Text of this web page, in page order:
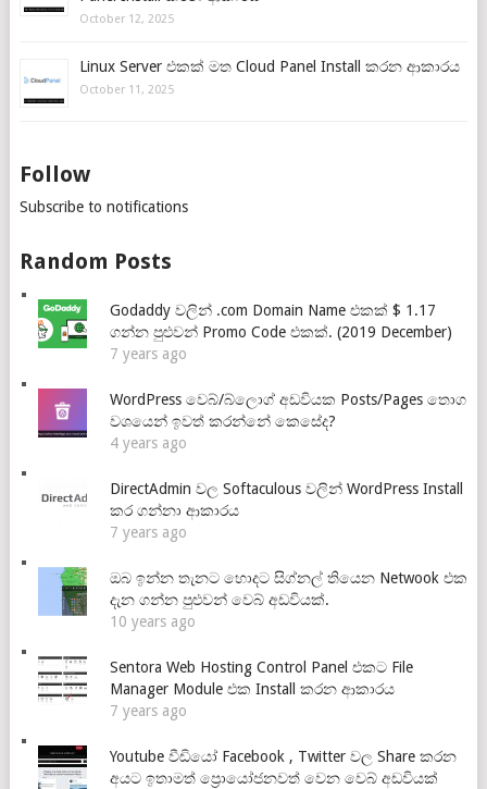
October 12, 2025
Linux Server එකක් මත Cloud Panel Install කරන ආකාරය
October 11, 2025
Follow
Subscribe to notifications
Random Posts
Godaddy වලින් .com Domain Name එකක් $ 1.17
ගන්න පුළුවන් Promo Code එකක්. (2019 December)
7 years ago
WordPress වෙබ්/බ්ලොග් අඩවියක Posts/Pages තොග
වශයෙන් ඉවත් කරන්නේ කෙසේද?
4 years ago
DirectAdmin වල Softaculous වලින් WordPress Install
කර ගන්නා ආකාරය
7 years ago
ඔබ ඉන්න තැනට හොදට සිග්නල් තියෙන Netwook එක
දැන ගන්න පුළුවන් වෙබ් අඩවියක්.
10 years ago
Sentora Web Hosting Control Panel එකට File
Manager Module එක Install කරන ආකාරය
7 years ago
Youtube වීඩියෝ Facebook , Twitter වල Share කරන
අයට ඉතාමත් ප්‍රොයෝජනවත් වෙන වෙබ් අඩවියක්